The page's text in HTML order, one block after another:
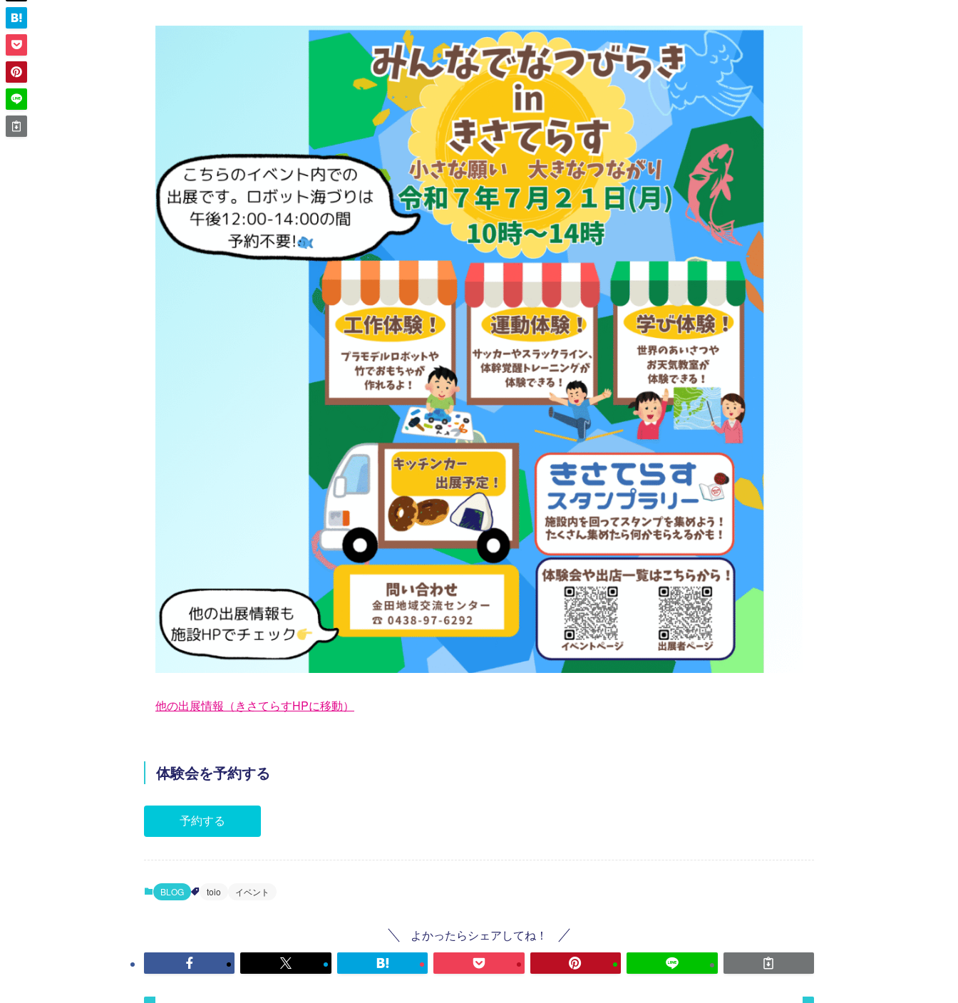
他の出展情報（きさてらすHPに移動）
体験会を予約する
予約する
BLOG toio イベント
よかったらシェアしてね！